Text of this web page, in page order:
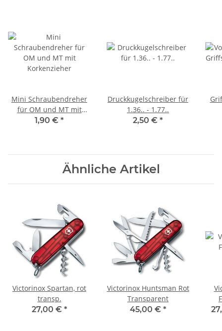
Mini Schraubendreher
für OM und MT mit
Korkenzieher
1,90 € *
Druckkugelschreiber für
1.36.. - 1.77..
2,50 € *
Ähnliche Artikel
Victorinox Spartan, rot
transp.
27,00 € *
Victorinox Huntsman Rot
Transparent
45,00 € *